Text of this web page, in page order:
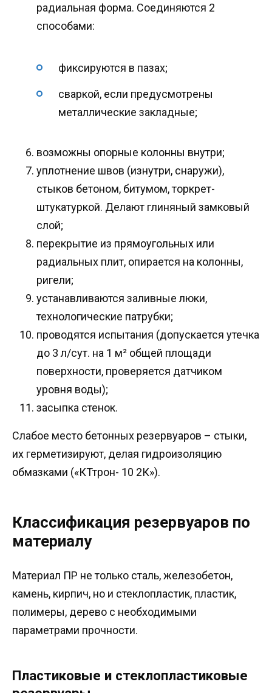
радиальная форма. Соединяются 2
способами:
фиксируются в пазах;
сваркой, если предусмотрены
металлические закладные;
возможны опорные колонны внутри;
уплотнение швов (изнутри, снаружи),
стыков бетоном, битумом, торкрет-
штукатуркой. Делают глиняный замковый
слой;
перекрытие из прямоугольных или
радиальных плит, опирается на колонны,
ригели;
устанавливаются заливные люки,
технологические патрубки;
проводятся испытания (допускается утечка
до 3 л/сут. на 1 м² общей площади
поверхности, проверяется датчиком
уровня воды);
засыпка стенок.
Слабое место бетонных резервуаров – стыки,
их герметизируют, делая гидроизоляцию
обмазками («КТтрон- 10 2К»).
Классификация резервуаров по
материалу
Материал ПР не только сталь, железобетон,
камень, кирпич, но и стеклопластик, пластик,
полимеры, дерево с необходимыми
параметрами прочности.
Пластиковые и стеклопластиковые